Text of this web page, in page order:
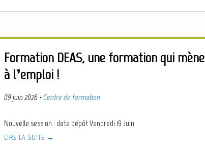
Formation DEAS, une formation qui mène
à l’emploi !
09 juin 2026 · Centre de formation
Nouvelle session : date dépôt Vendredi 19 Juin
LIRE LA SUITE →